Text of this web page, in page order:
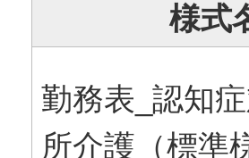
様式
勤務表_認知
所介護（標準